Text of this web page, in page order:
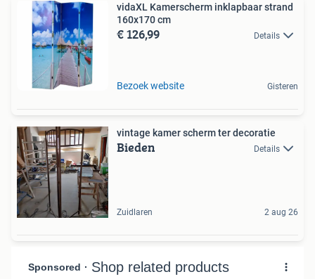
vidaXL Kamerscherm inklapbaar strand
160x170 cm
€ 126,99 Details
Bezoek website Gisteren
vintage kamer scherm ter decoratie
Bieden Details
Zuidlaren 2 aug 26